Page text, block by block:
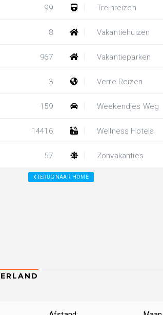
99
8
967
3
159
14416
57
Treinreizen
Vakantiehuizen
Vakantieparken
Verre Reizen
Weekendjes Weg
Wellness Hotels
Zonvakanties
TERUG NAAR: HOME